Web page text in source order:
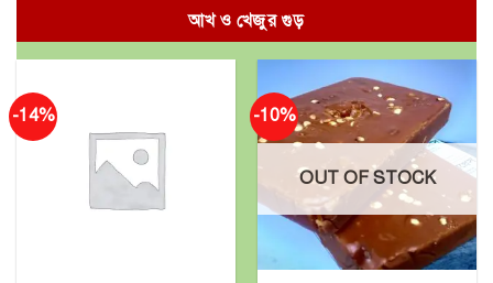
আখ ও খেজুর গুড়
-14% -10%
OUT OF STOCK